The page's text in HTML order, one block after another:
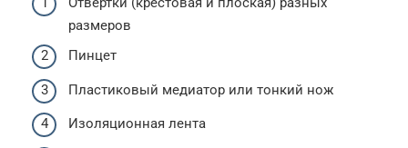
размеров
Пинцет
Пластиковый медиатор или тонкий нож
Изоляционная лента